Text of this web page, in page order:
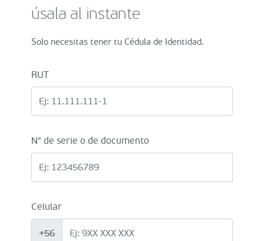
úsala al instante
Solo necesitas tener tu Cédula de Identidad.
RUT
N° de serie o de documento
Celular
+56